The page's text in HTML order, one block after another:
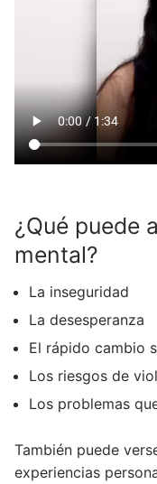
¿Qué puede
mental?
La inseguridad
La desesperanza
El rápido cambio
Los riesgos de
Los problemas
También puede
experiencias